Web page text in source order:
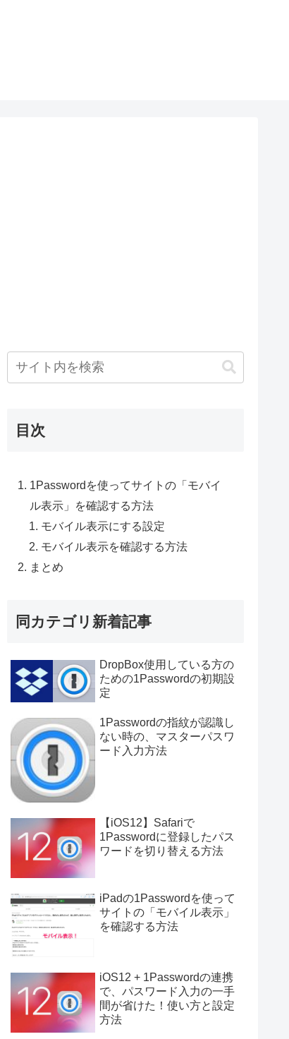
目次
1Passwordを使ってサイトの「モバイ
ル表示」を確認する方法
モバイル表示にする設定
モバイル表示を確認する方法
まとめ
同カテゴリ新着記事
DropBox使用している方の
ための1Passwordの初期設
定
1Passwordの指紋が認識し
ない時の、マスターパスワ
ード入力方法
【iOS12】Safariで
1Passwordに登録したパス
ワードを切り替える方法
iPadの1Passwordを使って
サイトの「モバイル表示」
を確認する方法
iOS12 + 1Passwordの連携
で、パスワード入力の一手
間が省けた！使い方と設定
方法